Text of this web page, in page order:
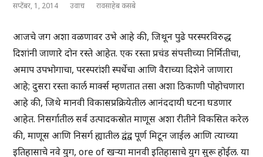
सप्टेंबर, 1, 2014 उवाच रावसाहेब कसबे
आजचे जग अशा वळणावर उभे आहे की, जिथून पुढे परस्परविरुद्ध
दिशांनी जाणारे दोन रस्ते आहेत. एक रस्ता प्रचंड संपत्तीच्या निर्मितीचा,
अमाप उपभोगाचा, परस्परांशी स्पर्धेचा आणि वैराच्या दिशेने जाणारा
आहे; दुसरा रस्ता कार्ल मार्क्स म्हणतात तसा अशा ठिकाणी पोहोचणारा
आहे की, जिथे मानवी विकासप्रक्रियेतील आनंददायी घटना घडणार
आहेत. निसर्गातील सर्व उत्पादकस्रोत माणूस अशा रीतीने विकसित करेल
की, माणूस आणि निसर्ग ह्यातील द्वंद्व पूर्ण मिटून जाईल आणि त्याच्या
इतिहासाचे नवे युग, ore of खऱ्या मानवी इतिहासाचे युग सुरू होईल. या